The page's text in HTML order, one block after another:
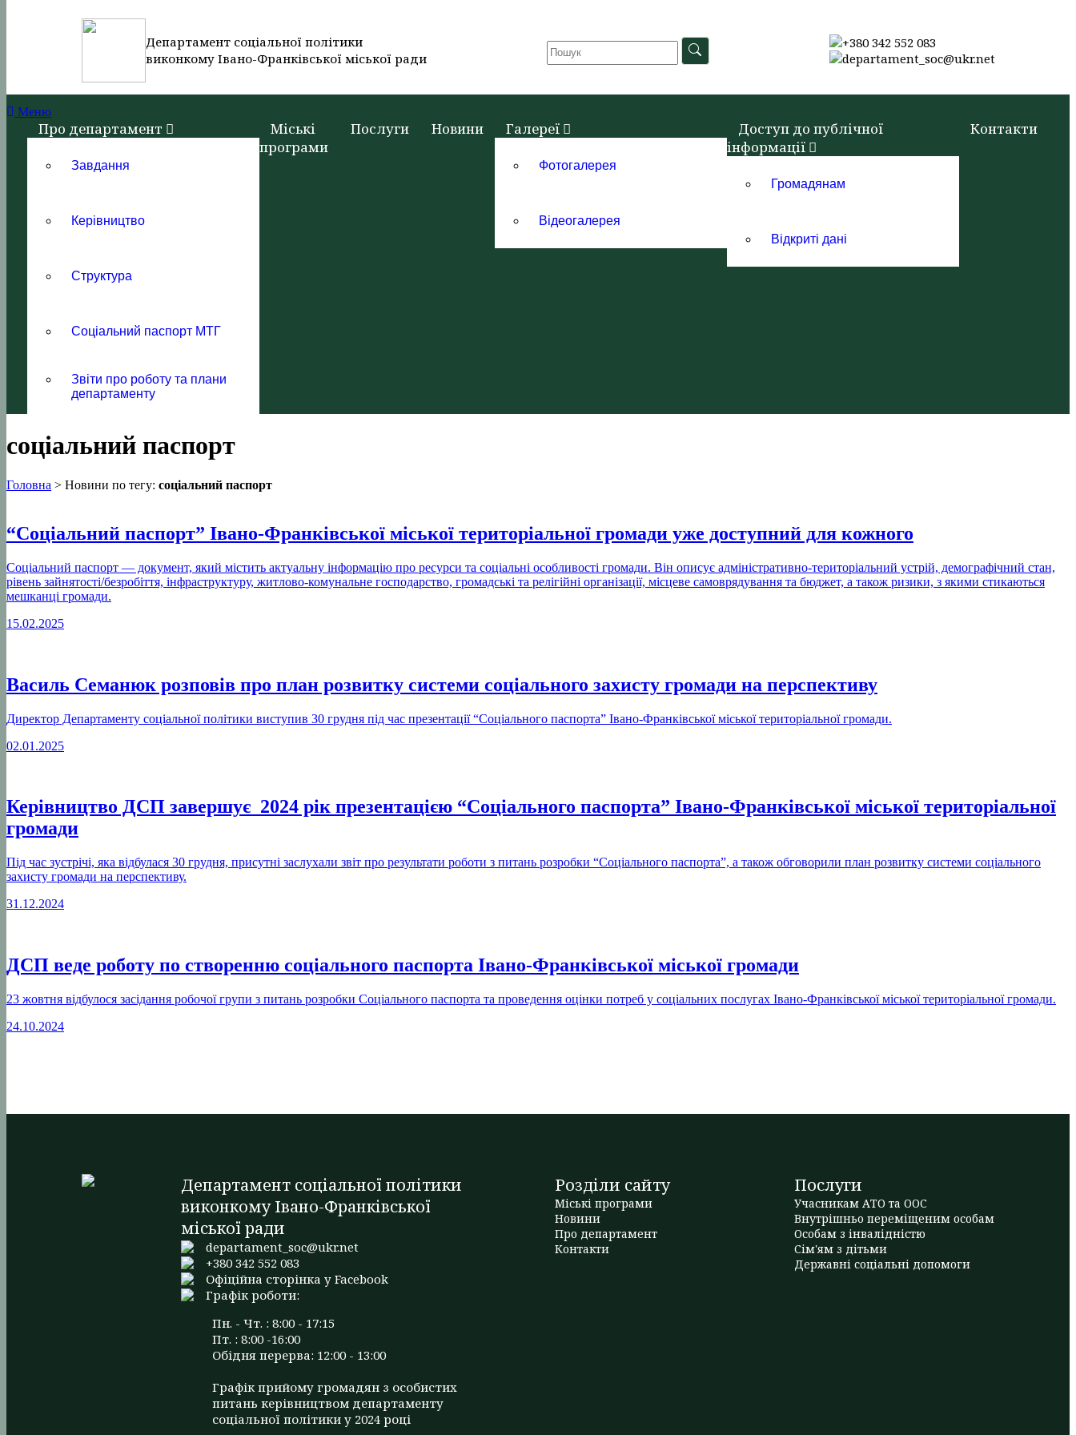
Департамент соціальної політики
виконкому Івано-Франківської міської ради
+380 342 552 083
departament_soc@ukr.net
Меню
Про департамент
Завдання
Керівництво
Структура
Соціальний паспорт МТГ
Звіти про роботу та плани
департаменту
Міські
програми
Послуги Новини Галереї
Фотогалерея
Відеогалерея
Доступ до публічної
інформації
Громадянам
Відкриті дані
Контакти
соціальний паспорт
Головна > Новини по тегу: соціальний паспорт
“Соціальний паспорт” Івано-Франківської міської територіальної громади уже доступний для кожного
Соціальний паспорт — документ, який містить актуальну інформацію про ресурси та соціальні особливості громади. Він описує адміністративно-територіальний устрій, демографічний стан,
рівень зайнятості/безробіття, інфраструктуру, житлово-комунальне господарство, громадські та релігійні організації, місцеве самоврядування та бюджет, а також ризики, з якими стикаються
мешканці громади.
15.02.2025
Василь Семанюк розповів про план розвитку системи соціального захисту громади на перспективу
Директор Департаменту соціальної політики виступив 30 грудня під час презентації “Соціального паспорта” Івано-Франківської міської територіальної громади.
02.01.2025
Керівництво ДСП завершує 2024 рік презентацією “Соціального паспорта” Івано-Франківської міської територіальної
громади
Під час зустрічі, яка відбулася 30 грудня, присутні заслухали звіт про результати роботи з питань розробки “Соціального паспорта”, а також обговорили план розвитку системи соціального
захисту громади на перспективу.
31.12.2024
ДСП веде роботу по створенню соціального паспорта Івано-Франківської міської громади
23 жовтня відбулося засідання робочої групи з питань розробки Соціального паспорта та проведення оцінки потреб у соціальних послугах Івано-Франківської міської територіальної громади.
24.10.2024
Департамент соціальної політики
виконкому Івано-Франківської
міської ради
departament_soc@ukr.net
+380 342 552 083
Офіційна сторінка у Facebook
Графік роботи:
Пн. - Чт. : 8:00 - 17:15
Пт. : 8:00 -16:00
Обідня перерва: 12:00 - 13:00
Графік прийому громадян з особистих
питань керівництвом департаменту
соціальної політики у 2024 році
Розділи сайту
Міські програми
Новини
Про департамент
Контакти
Послуги
Учасникам АТО та ООС
Внутрішньо переміщеним особам
Особам з інвалідністю
Сім'ям з дітьми
Державні соціальні допомоги